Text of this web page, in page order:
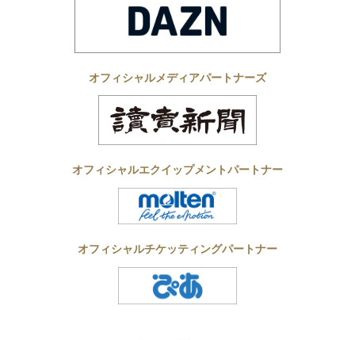
オフィシャルメディアパートナーズ
オフィシャルエクイップメントパートナー
オフィシャルチケッティングパートナー